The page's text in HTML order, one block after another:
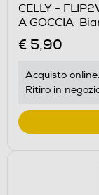
CELLY -
A GOCCIA-
€ 5,90
Acquisto online:
Ritiro in